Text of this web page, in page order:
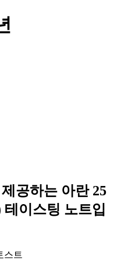
공하는 아란 25
테이스팅 노트입
스트